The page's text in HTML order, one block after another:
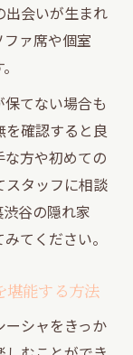
出会いが生まれ
ァ席や個室
てない場合も
を確認すると良
方や初めての
スタッフに相談
谷の隠れ家
てください。
堪能する方法
シャをきっか